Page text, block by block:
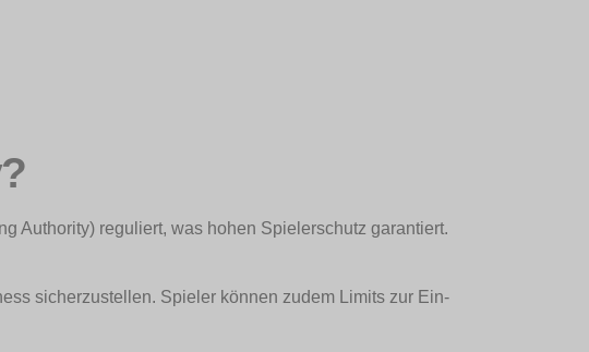
Authority) reguliert, was hohen Spielerschutz garantiert.
sicherzustellen. Spieler können zudem Limits zur Ein-